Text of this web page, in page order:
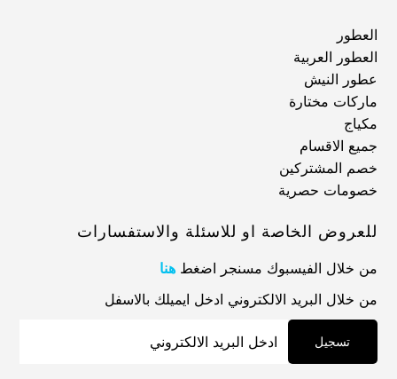
العطور
العطور العربية
عطور النيش
ماركات مختارة
مكياج
جميع الاقسام
خصم المشتركين
خصومات حصرية
للعروض الخاصة او للاسئلة والاستفسارات
من خلال الفيسبوك مسنجر اضغطهنا
من خلال البريد الالكتروني ادخل ايميلك بالاسفل